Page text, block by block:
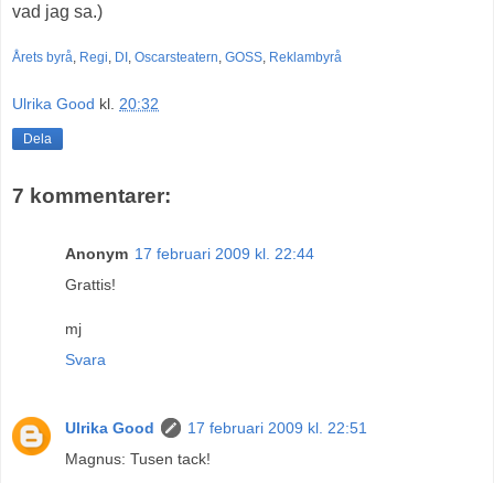
vad jag sa.)
Årets byrå, Regi, DI , Oscarsteatern, GOSS, Reklambyrå
Ulrika Good kl. 20:32
Dela
7 kommentarer:
Anonym 17 februari 2009 kl. 22:44
Grattis!
mj
Svara
Ulrika Good
17 februari 2009 kl. 22:51
Magnus: Tusen tack!